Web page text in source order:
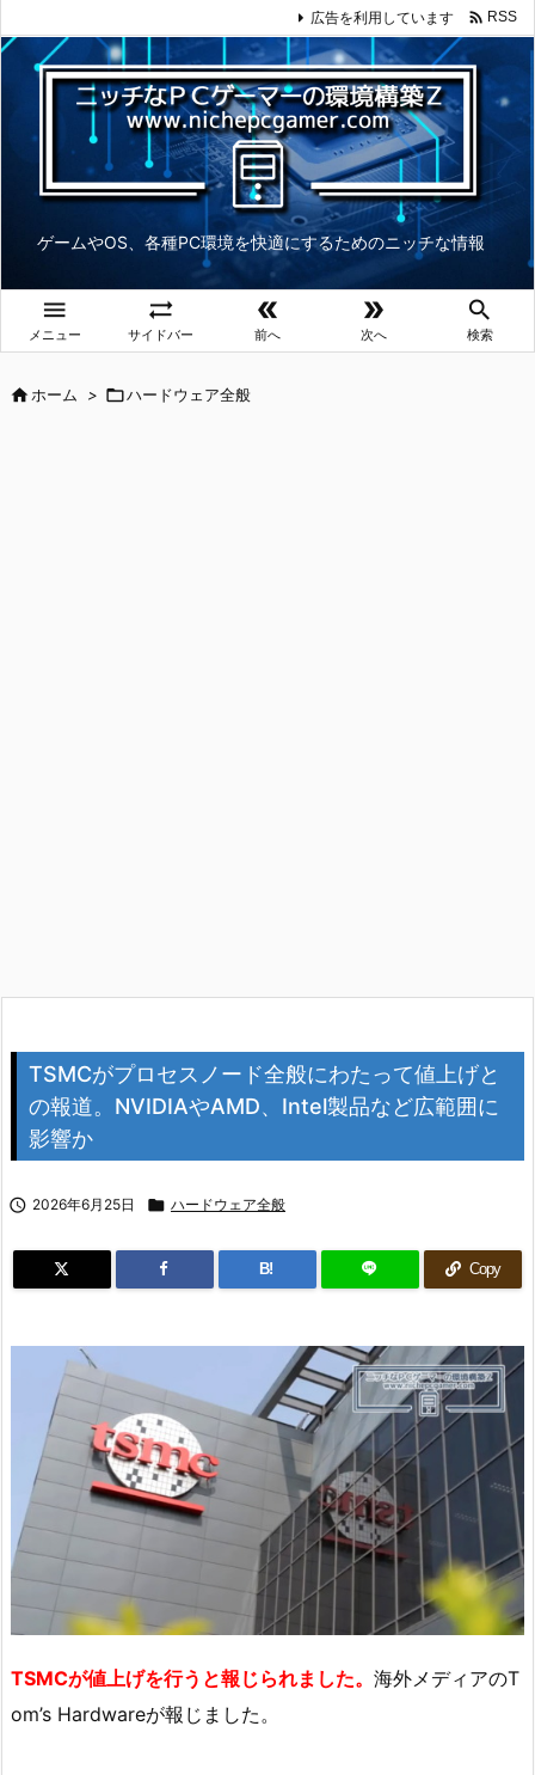
ゲームやOS、各種PC環境を快適にするためのニッチな情報

メニュー

サイドバー

前へ

次へ

検索
広告を利用しています  RSS
ホーム > ハードウェア全般
TSMCがプロセスノード全般にわたって値上げと
の報道。NVIDIAやAMD、Intel製品など広範囲に
影響か
 2026年6月25日  ハードウェア全般
B! Copy
TSMCが値上げを行うと報じられました。 海外メディアのT
om’s Hardwareが報じました。